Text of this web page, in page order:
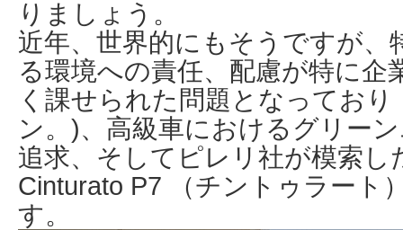
りましょう。
近年、世界的にもそうですが、
る環境への責任、配慮が特に企
く課せられた問題となってお
ン。)、高級車におけるグリー
追求、そしてピレリ社が模索し
Cinturato P7 （チントゥラート
す。